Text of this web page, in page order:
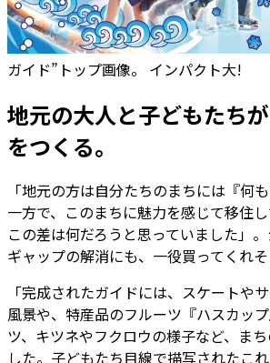
ガイド”トップ画像。 インパクト大!
地元の大人と子どもたち
をつくる。
「地元の方は自分たちのまちには『何
一方で、このまちに魅力を感じて移住し
この差は何だろうと思っていました」
ギャップの解消にも、一役買ってくれそ
「完成されたガイドには、スケートや
風景や、特産品のフルーツ『ハスカッ
ツ、キツネやフクロウの様子など、ま
した。子どもたち目線で描写されたこ